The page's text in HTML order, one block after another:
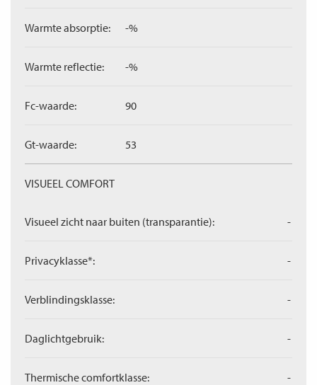
Warmte absorptie: -%
Warmte reflectie: -%
Fc-waarde: 90
Gt-waarde: 53
VISUEEL COMFORT
Visueel zicht naar buiten (transparantie): -
Privacyklasse*: -
Verblindingsklasse: -
Daglichtgebruik: -
Thermische comfortklasse: -